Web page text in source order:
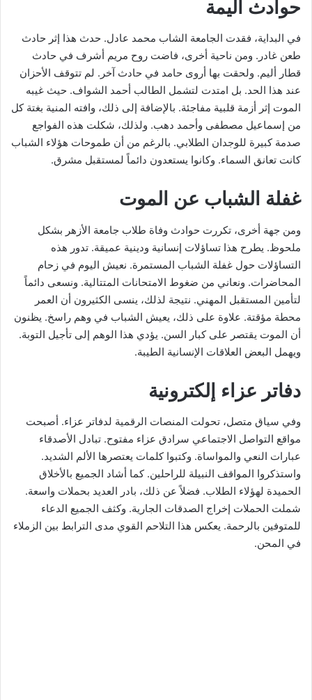
حوادث أليمة
​في البداية، فقدت الجامعة الشاب محمد عادل. حدث هذا إثر حادث
طعن غادر. ومن ناحية أخرى، فاضت روح مريم أشرف في حادث
قطار أليم. ولحقت بها أروى حامد في حادث آخر. لم تتوقف الأحزان
عند هذا الحد. بل امتدت لتشمل الطالب أحمد الشواف. حيث غيبه
الموت إثر أزمة قلبية مفاجئة. بالإضافة إلى ذلك، وافته المنية بغتة كل
من إسماعيل مصطفى وأحمد دهب. ولذلك، شكلت هذه الفواجع
صدمة كبيرة للوجدان الطلابي. بالرغم من أن طموحات هؤلاء الشباب
كانت تعانق السماء. وكانوا يستعدون دائماً لمستقبل مشرق.
​غفلة الشباب عن الموت
​ومن جهة أخرى، تكررت حوادث وفاة طلاب جامعة الأزهر بشكل
ملحوظ. يطرح هذا تساؤلات إنسانية ودينية عميقة. تدور هذه
التساؤلات حول غفلة الشباب المستمرة. نعيش اليوم في زحام
المحاضرات. ونعاني من ضغوط الامتحانات المتتالية. ونسعى دائماً
لتأمين المستقبل المهني. نتيجة لذلك، ينسى الكثيرون أن العمر
محطة مؤقتة. علاوة على ذلك، يعيش الشباب في وهم راسخ. يظنون
أن الموت يقتصر على كبار السن. يؤدي هذا الوهم إلى تأجيل التوبة.
ويهمل البعض العلاقات الإنسانية الطيبة.
​دفاتر عزاء إلكترونية
​وفي سياق متصل، تحولت المنصات الرقمية لدفاتر عزاء. أصبحت
مواقع التواصل الاجتماعي سرادق عزاء مفتوح. تبادل الأصدقاء
عبارات النعي والمواساة. وكتبوا كلمات يعتصرها الألم الشديد.
واستذكروا المواقف النبيلة للراحلين. كما أشاد الجميع بالأخلاق
الحميدة لهؤلاء الطلاب. فضلاً عن ذلك، بادر العديد بحملات واسعة.
شملت الحملات إخراج الصدقات الجارية. وكثف الجميع الدعاء
للمتوفين بالرحمة. يعكس هذا التلاحم القوي مدى الترابط بين الزملاء
في المحن.